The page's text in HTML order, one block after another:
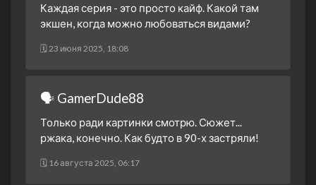
Каждая серия - это просто кайф. Какой там
экшен, когда можно любоваться видами?
🗓 23 июня 2025, 18:08
🗣 GamerDude88
Только ради картинки смотрю. Сюжет...
ржака, конечно. Как будто в 90-х застряли!
🗓 16 августа 2025, 06:17